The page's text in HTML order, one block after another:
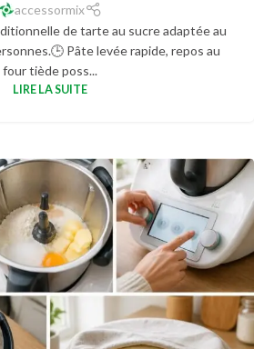
accessormix
de tarte au sucre adaptée au
Pâte levée rapide, repos au
four tiède poss...
LIRE LA SUITE